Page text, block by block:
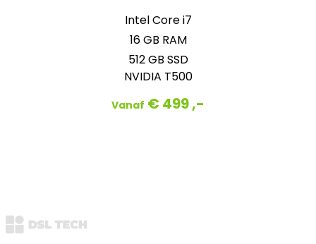
Intel Core i7
16 GB RAM
512 GB SSD
NVIDIA T500
Vanaf € 499 ,-